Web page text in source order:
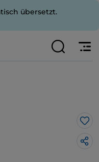
übersetzt.